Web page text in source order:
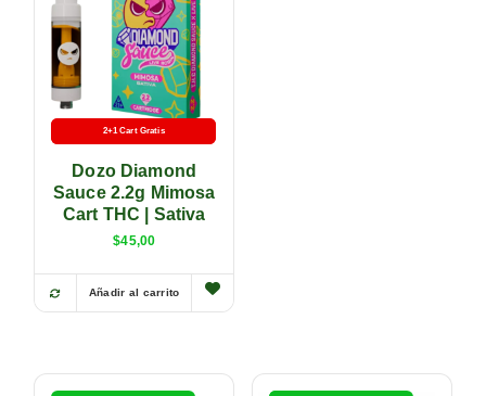
Batería Gratis
2+1 Cart Gratis
Dozo Diamond
Sauce 2.2g Mimosa
Cart THC | Sativa
$45,00
Añadir al carrito